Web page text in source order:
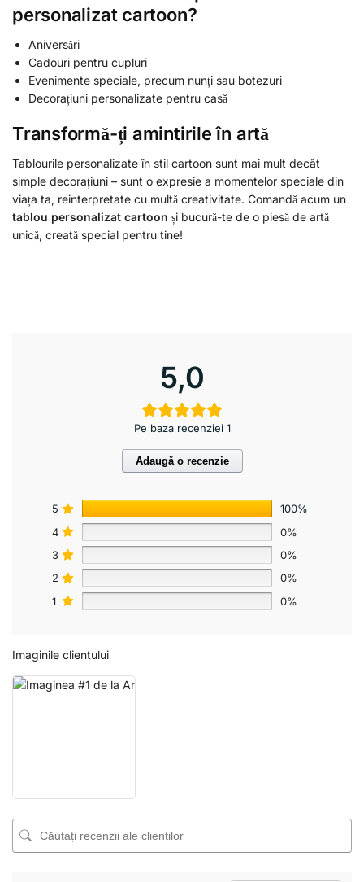
personalizat cartoon?
Aniversări
Cadouri pentru cupluri
Evenimente speciale, precum nunți sau botezuri
Decorațiuni personalizate pentru casă
Transformă-ți amintirile în artă
Tablourile personalizate în stil cartoon sunt mai mult decât
simple decorațiuni – sunt o expresie a momentelor speciale din
viața ta, reinterpretate cu multă creativitate. Comandă acum un
tablou personalizat cartoon și bucură-te de o piesă de artă
unică, creată special pentru tine!
5,0
Pe baza recenziei 1
Adaugă o recenzie
5
100%
4
0%
3
0%
2
0%
1
0%
Imaginile clientului